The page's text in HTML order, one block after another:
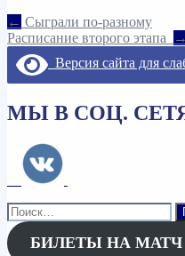
Навигация
по
записям
← Сыграли по-разному
Расписание второго этапа
→
Версия сайта для
МЫ В СОЦ.
Найти:
БИЛЕТЫ НА МАТЧ